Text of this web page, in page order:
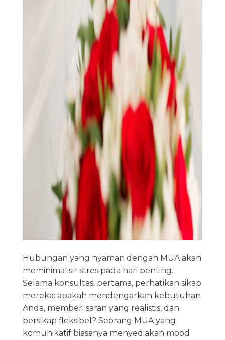
Hubungan yang nyaman dengan MUA akan
meminimalisir stres pada hari penting.
Selama konsultasi pertama, perhatikan sikap
mereka: apakah mendengarkan kebutuhan
Anda, memberi saran yang realistis, dan
bersikap fleksibel? Seorang MUA yang
komunikatif biasanya menyediakan mood